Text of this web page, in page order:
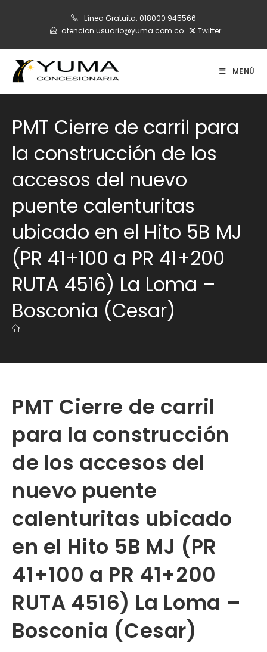
Línea Gratuita: 018000 945566
atencion.usuario@yuma.com.co
Twitter
MENÚ
PMT Cierre de carril para
la construcción de los
accesos del nuevo
puente calenturitas
ubicado en el Hito 5B MJ
(PR 41+100 a PR 41+200
RUTA 4516) La Loma –
Bosconia (Cesar)
PMT Cierre de carril
para la construcción
de los accesos del
nuevo puente
calenturitas ubicado
en el Hito 5B MJ (PR
41+100 a PR 41+200
RUTA 4516) La Loma –
Bosconia (Cesar)